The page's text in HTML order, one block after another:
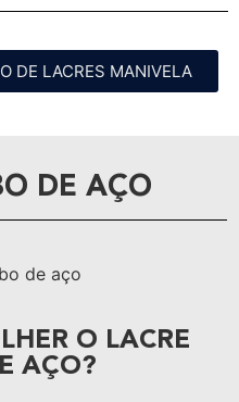
DE LACRES MANIVELA
DE AÇO
O LACRE
AÇO?